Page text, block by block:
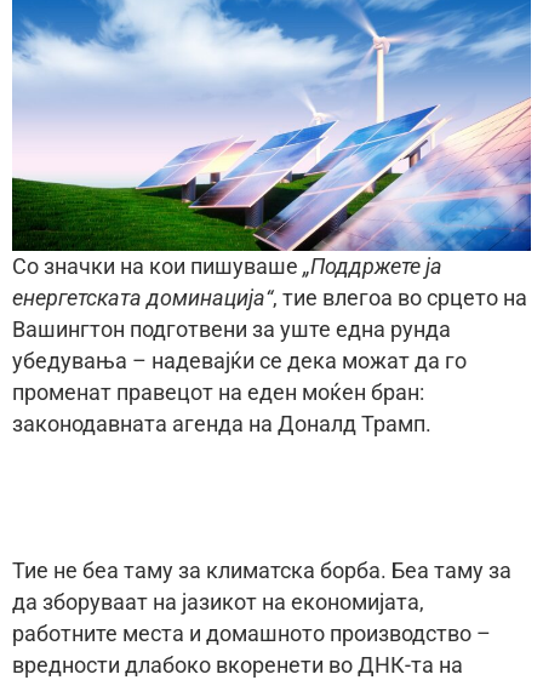
Со значки на кои пишуваше „Поддржете ја
енергетската доминација“, тие влегоа во срцето на
Вашингтон подготвени за уште една рунда
убедувања – надевајќи се дека можат да го
променат правецот на еден моќен бран:
законодавната агенда на Доналд Трамп.
Тие не беа таму за климатска борба. Беа таму за
да зборуваат на јазикот на економијата,
работните места и домашното производство –
вредности длабоко вкоренети во ДНК-та на